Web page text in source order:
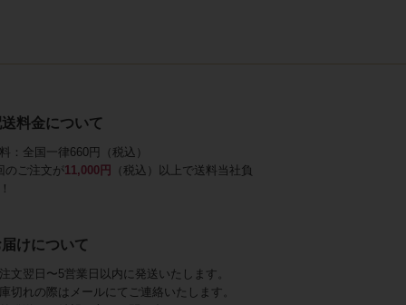
料金について
：全国一律660円（税込）
のご注文が11,000円
（税込）以上で送料当社負
けについて
文翌日〜5営業日以内に発送いたします。
切れの際はメールにてご連絡いたします。